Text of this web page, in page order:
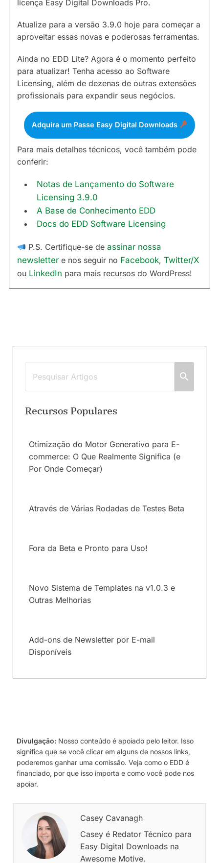
licença Easy Digital Downloads Pro.
Atualize para a versão 3.9.0 hoje para começar a
aproveitar essas novas e poderosas ferramentas.
Ainda no EDD Lite? Agora é o momento perfeito
para atualizar! Tenha acesso ao Software
Licensing, além de dezenas de outras extensões
profissionais para expandir seus negócios.
Adquira um Passe Easy Digital Downloads
Para mais detalhes técnicos, você também pode
conferir:
Notas de Lançamento do Software
Licensing 3.9.0
A Base de Conhecimento EDD
Docs do EDD Software Licensing
P.S. Certifique-se deassinar nossa
newsletter e nos seguir no Facebook, Twitter/X
ou LinkedIn para mais recursos do WordPress!
Recursos Populares
Otimização do Motor Generativo para E-
commerce: O Que Realmente Significa (e
Por Onde Começar)
Através de Várias Rodadas de Testes Beta
Fora da Beta e Pronto para Uso!
Novo Sistema de Templates na v1.0.3 e
Outras Melhorias
Add-ons de Newsletter por E-mail
Disponíveis
Divulgação: Nosso conteúdo é apoiado pelo leitor. Isso
significa que se você clicar em alguns de nossos links,
poderemos ganhar uma comissão. Veja como o EDD é
financiado, por que isso importa e como você pode nos
apoiar.
Casey Cavanagh
Casey é Redator Técnico para
Easy Digital Downloads na
Awesome Motive.